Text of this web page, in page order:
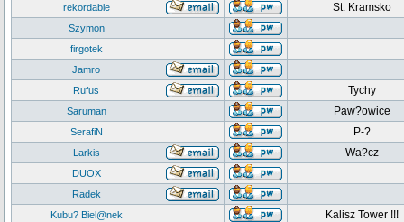
rekordable
St. Kramsko
Szymon
firgotek
Jamro
Rufus
Tychy
Saruman Paw?owice
SerafiN P-?
Larkis Wa?cz
DUOX
Radek
Kubu? Biel@nek
Kalisz Tower !!!